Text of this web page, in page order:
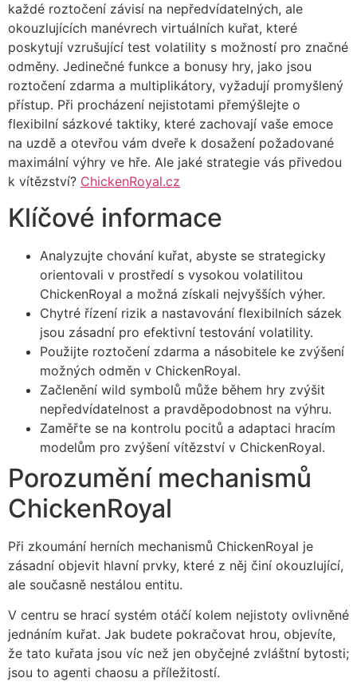
každé roztočení závisí na nepředvídatelných, ale
okouzlujících manévrech virtuálních kuřat, které
poskytují vzrušující test volatility s možností pro značné
odměny. Jedinečné funkce a bonusy hry, jako jsou
roztočení zdarma a multiplikátory, vyžadují promyšlený
přístup. Při procházení nejistotami přemýšlejte o
flexibilní sázkové taktiky, které zachovají vaše emoce
na uzdě a otevřou vám dveře k dosažení požadované
maximální výhry ve hře. Ale jaké strategie vás přivedou
k vítězství? ChickenRoyal.cz
Klíčové informace
Analyzujte chování kuřat, abyste se strategicky
orientovali v prostředí s vysokou volatilitou
ChickenRoyal a možná získali nejvyšších výher.
Chytré řízení rizik a nastavování flexibilních sázek
jsou zásadní pro efektivní testování volatility.
Použijte roztočení zdarma a násobitele ke zvýšení
možných odměn v ChickenRoyal.
Začlenění wild symbolů může během hry zvýšit
nepředvídatelnost a pravděpodobnost na výhru.
Zaměřte se na kontrolu pocitů a adaptaci hracím
modelům pro zvýšení vítězství v ChickenRoyal.
Porozumění mechanismů
ChickenRoyal
Při zkoumání herních mechanismů ChickenRoyal je
zásadní objevit hlavní prvky, které z něj činí okouzlující,
ale současně nestálou entitu.
V centru se hrací systém otáčí kolem nejistoty ovlivněné
jednáním kuřat. Jak budete pokračovat hrou, objevíte,
že tato kuřata jsou víc než jen obyčejné zvláštní bytosti;
jsou to agenti chaosu a příležitostí.